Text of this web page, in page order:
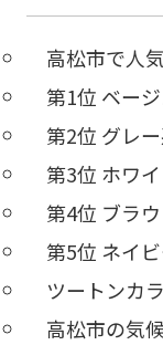
高松市で人
第1位 ベー
第2位 グレ
第3位 ホワ
第4位 ブラ
第5位 ネイ
ツートンカ
高松市の気